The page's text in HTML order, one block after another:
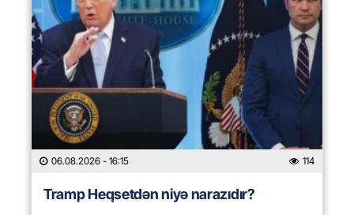
06.08.2026 - 16:15 114
Tramp Heqsetdən niyə narazıdır?